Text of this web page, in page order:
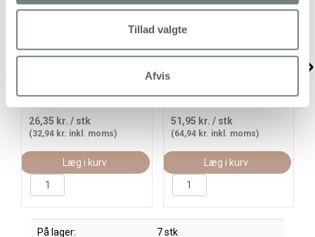
Tillad valgte
Afvis
Tekstilmaling,
26,35 kr. / stk
(32,94 kr. inkl. moms)
Læg i kurv
Tekstilmaling, rød, 300
51,95 kr. / stk
(64,94 kr. inkl. moms)
Læg i kurv
På lager: 7 stk